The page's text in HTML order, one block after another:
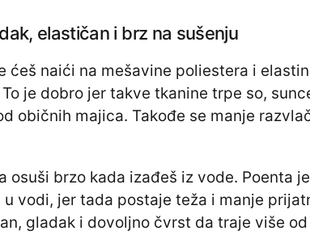
elastičan i brz na sušenju
ćeš naići na mešavine poliestera i
je dobro jer takve tkanine trpe so,
običnih majica. Takođe se manje
osuši brzo kada izađeš iz vode. Poenta
vodi, jer tada postaje teža i manje
gladak i dovoljno čvrst da traje više od